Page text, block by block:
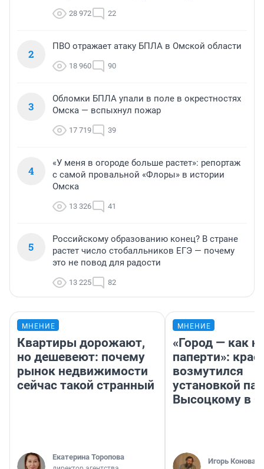
28 972 22
2
ПВО отражает атаку БПЛА в Омской области
18 960 90
3
Обломки БПЛА упали в поле в окрестностях
Омска — вспыхнул пожар
17 719 39
4
«У меня в огороде больше растет»: репортаж
с самой провальной «Флоры» в истории
Омска
13 326 41
5
Российскому образованию конец? В стране
растет число стобалльников ЕГЭ — почему
это не повод для радости
13 225 82
МНЕНИЕ
Квартиры дорожают,
но дешевеют: почему
рынок недвижимости
сейчас такой странный
Екатерина Торопова
МНЕНИЕ
«Город — как
паперти»:
возмутился
установкой
Высоцкому в
Игорь